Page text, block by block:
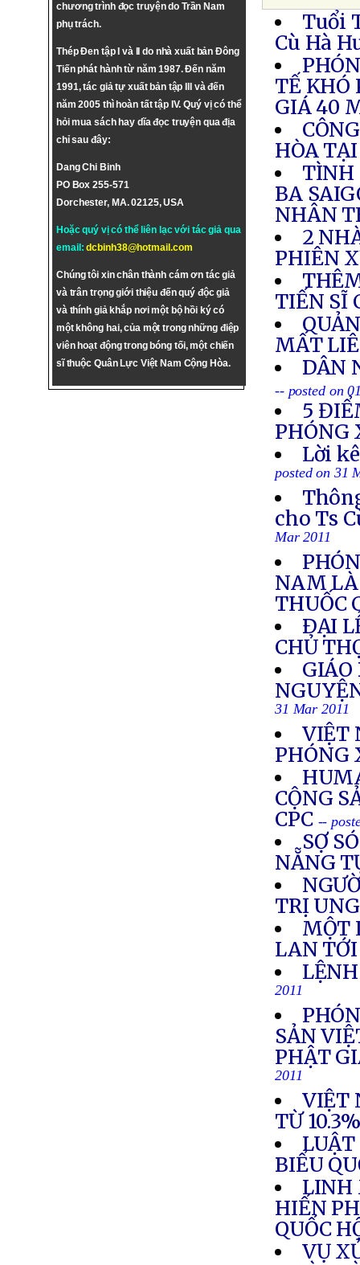
chương trình đọc truyện do Trần Nam
phụ trách.
Thép Đen tập I và II do nhà xuất bản Đông
Tiến phát hành từ năm 1987. Đến năm
1991, tác giả tự xuất bản tập III và đến
năm 2005 thì hoàn tất tập IV. Quý vị có thể
hỏi mua sách hay dĩa đọc truyện qua địa
chỉ sau đây:
Dang Chi Binh
PO Box 255-571
Dorchester, MA. 02125, USA
Hoặc quý vị có thể liên lạc với tác giả qua
email:dcbinh38@hotmail.com
Chúng tôi xin chân thành cám ơn tác giả
và trân trọng giới thiệu đến quý độc giả
và thính giả khắp nơi một bộ hồi ký có
một không hai, của một trong những điệp
viên hoạt động trong bóng tối, một chiến
sĩ thuộc Quân Lực Việt Nam Cộng Hòa.
Tuổi
Cù Hà
TẾ KHÓ
GIÁ 40
HÒA
TÌNH
BA
NHÂN
2
PHIÊN
TIẾN SĨ
MẤT
DÂN
-- posted on
5
PHÓNG
Lời
posted on 31
cho Ts
Mar 2011
NAM LÀ
THUỐC
ÐẠI
CHỦ
GIÁO
31 Mar 2011
VIỆT
PHÓNG
CỘNG
CPC --
SỢ
NẴNG
TRỊ
MỘT
LAN
2011
SẢN
PHẬT
2011
VIỆT
TỪ
LUẬT
BIỂU
LINH
HIẾN
QUỐC
VỤ